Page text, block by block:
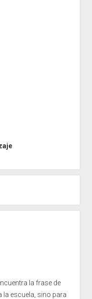
la frase de
la escuela, sino para